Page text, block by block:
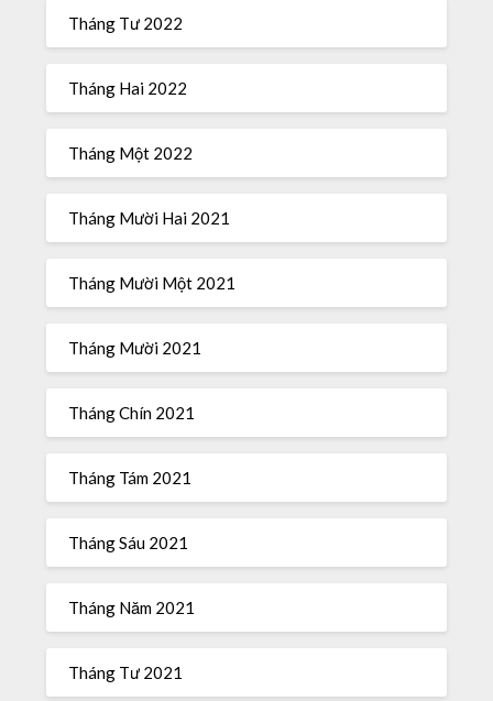
Tháng Tư 2022
Tháng Hai 2022
Tháng Một 2022
Tháng Mười Hai 2021
Tháng Mười Một 2021
Tháng Mười 2021
Tháng Chín 2021
Tháng Tám 2021
Tháng Sáu 2021
Tháng Năm 2021
Tháng Tư 2021